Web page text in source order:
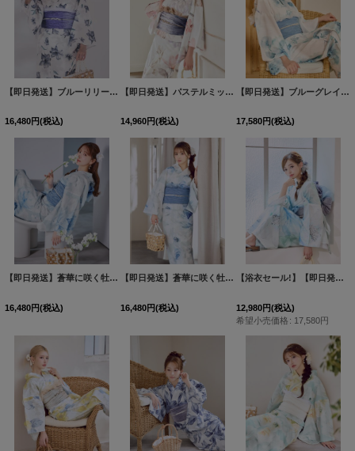
【即日発送】ブルーリリーフラワー浴衣 【浴衣3点セット 浴衣/帯/下駄】 [OF04] [Y-
16,480円(税込)
【即日発送】パステルミックス×ホワイト浴衣【浴衣３点セット 浴衣/帯/下駄】[OF04]
14,960円(税込)
【即日発送】ブルーグレイニュアンスフラワー浴衣 【浴衣３点セット 浴衣/帯/下駄】[OF04]
17,580円(税込)
【即日発送】蒼華に咲く牡丹浴衣 【浴衣３点セット 浴衣/帯/下駄】[OF04] Y-9140-nz-
16,480円(税込)
【即日発送】蒼華に咲く牡丹浴衣 【浴衣３点セット 浴衣/帯/下駄】[OF04]
16,480円(税込)
【浴衣セール!】【即日発送】大柄アイシーミントフラワー浴衣 【浴衣３点セット 浴衣/帯/下駄】[OF04]
12,980円(税込)
希望小売価格 : 17,580円